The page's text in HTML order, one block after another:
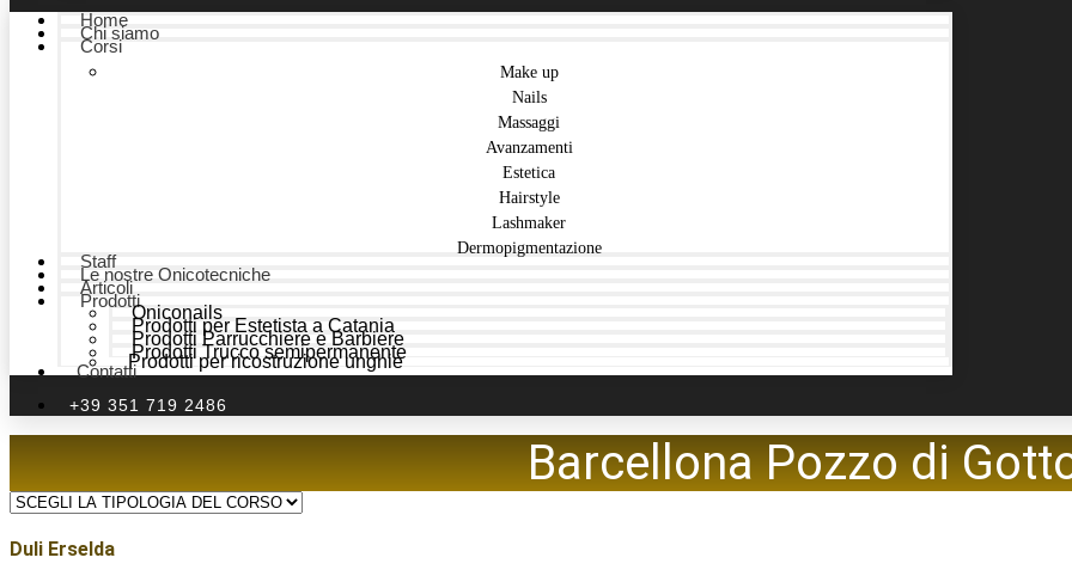
Home
Chi siamo
Corsi
Make up
Nails
Massaggi
Avanzamenti
Estetica
Hairstyle
Lashmaker
Dermopigmentazione
Staff
Le nostre Onicotecniche
Articoli
Prodotti
Oniconails
Prodotti per Estetista a Catania
Prodotti Parrucchiere e Barbiere
Prodotti Trucco semipermanente
Prodotti per ricostruzione unghie
Contatti
+39 351 719 2486
Barcellona Pozzo di
Duli Erselda